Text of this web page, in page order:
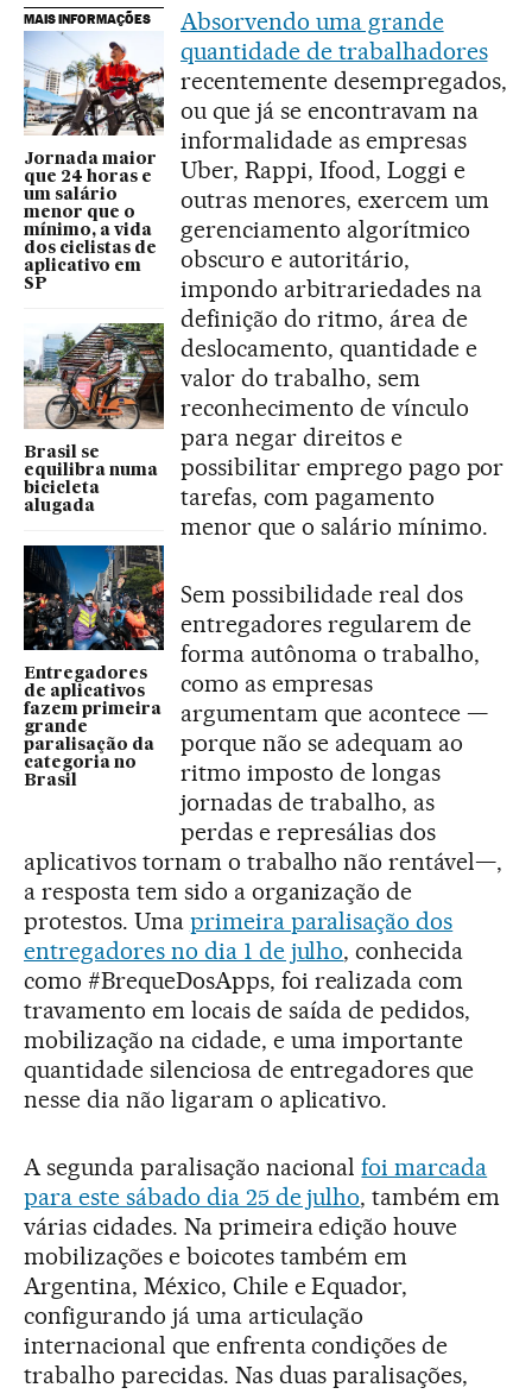
MAIS INFORMAÇÕES
Jornada maior
que 24 horas e
um salário
menor que o
mínimo, a vida
dos ciclistas de
aplicativo em
SP
Brasil se
equilibra numa
bicicleta
alugada
Entregadores
de aplicativos
fazem primeira
grande
paralisação da
categoria no
Brasil
Absorvendo uma grande
quantidade de trabalhadores
recentemente desempregados,
ou que já se encontravam na
informalidade as empresas
Uber, Rappi, Ifood, Loggi e
outras menores, exercem um
gerenciamento algorítmico
obscuro e autoritário,
impondo arbitrariedades na
definição do ritmo, área de
deslocamento, quantidade e
valor do trabalho, sem
reconhecimento de vínculo
para negar direitos e
possibilitar emprego pago por
tarefas, com pagamento
menor que o salário mínimo.
Sem possibilidade real dos
entregadores regularem de
forma autônoma o trabalho,
como as empresas
argumentam que acontece —
porque não se adequam ao
ritmo imposto de longas
jornadas de trabalho, as
perdas e represálias dos
aplicativos tornam o trabalho não rentável—,
a resposta tem sido a organização de
protestos. Uma primeira paralisação dos
entregadores no dia 1 de julho, conhecida
como #BrequeDosApps, foi realizada com
travamento em locais de saída de pedidos,
mobilização na cidade, e uma importante
quantidade silenciosa de entregadores que
nesse dia não ligaram o aplicativo.
A segunda paralisação nacionalfoi marcada
para este sábado dia 25 de julho, também em
várias cidades. Na primeira edição houve
mobilizações e boicotes também em
Argentina, México, Chile e Equador,
configurando já uma articulação
internacional que enfrenta condições de
trabalho parecidas. Nas duas paralisações,